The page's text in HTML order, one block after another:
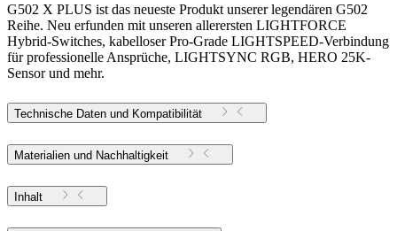
G502 X PLUS ist das neueste Produkt unserer legendären G502
Reihe. Neu erfunden mit unseren allerersten LIGHTFORCE
Hybrid-Switches, kabelloser Pro-Grade LIGHTSPEED-Verbindung
für professionelle Ansprüche, LIGHTSYNC RGB, HERO 25K-
Sensor und mehr.
Technische Daten und Kompatibilität
Materialien und Nachhaltigkeit
Inhalt